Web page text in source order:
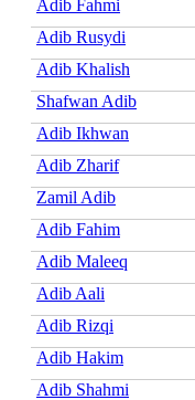
Adib Fahmi
Adib Rusydi
Adib Khalish
Shafwan Adib
Adib Ikhwan
Adib Zharif
Zamil Adib
Adib Fahim
Adib Maleeq
Adib Aali
Adib Rizqi
Adib Hakim
Adib Shahmi